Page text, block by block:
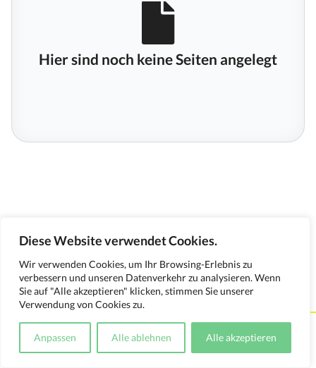
Diese Website verwendet Cookies.
Wir verwenden Cookies, um Ihr Browsing-Erlebnis zu
verbessern und unseren Datenverkehr zu analysieren. Wenn
Sie auf "Alle akzeptieren" klicken, stimmen Sie unserer
Verwendung von Cookies zu.
Anpassen Alle ablehnen Alle akzeptieren
Hier sind noch keine Seiten angelegt
Kontakt Impressum Datenschutzerklärung
Medienverwendungsnachweis